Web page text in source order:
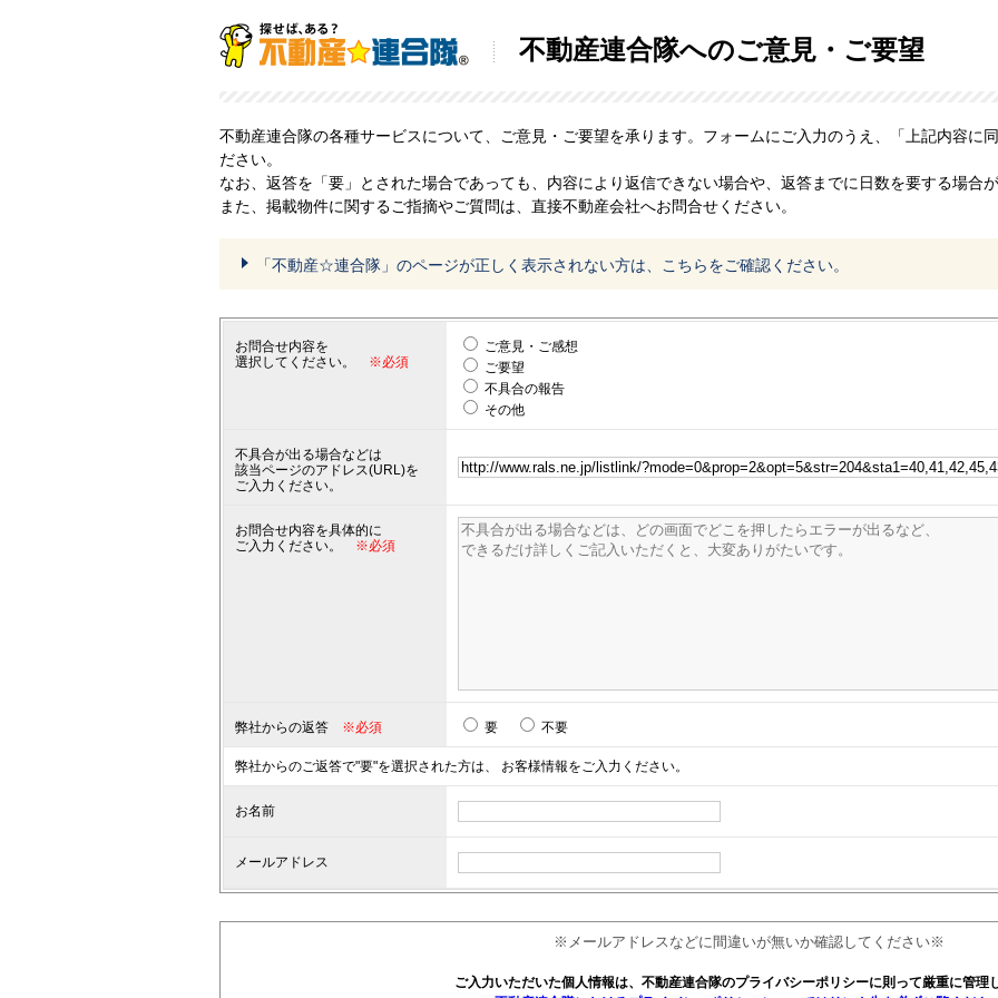
不動産連合隊へのご意見・ご要望
不動産連合隊の各種サービスについて、ご意見・ご要望を承ります。フォームにご入力のうえ、「上記内容に
ださい。
なお、返答を「要」とされた場合であっても、内容により返信できない場合や、返答までに日数を要する場合
また、掲載物件に関するご指摘やご質問は、直接不動産会社へお問合せください。
「不動産☆連合隊」のページが正しく表示されない方は、こちらをご確認ください。
お問合せ内容を
選択してください。
※必須
ご意見・ご感想
ご要望
不具合の報告
その他
不具合が出る場合などは
該当ページのアドレス(URL)を
ご入力ください。
お問合せ内容を具体的に
ご入力ください。
※必須
弊社からの返答 ※必須 要 不要
弊社からのご返答で"要"を選択された方は、 お客様情報をご入力ください。
お名前
メールアドレス
※メールアドレスなどに間違いが無いか確認してください※
ご入力いただいた個人情報は、不動産連合隊のプライバシーポリシーに則って厳重に管理